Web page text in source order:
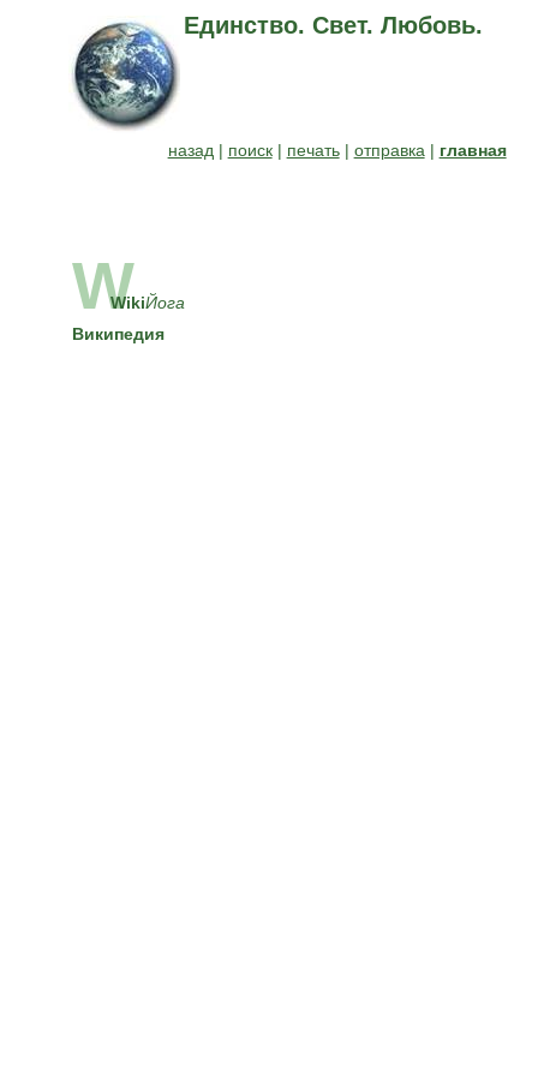
Единство. Свет. Любовь.
назад | поиск| печать| отправка | главная
W
WikiЙога
Википедия